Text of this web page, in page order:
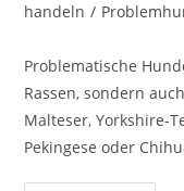
handeln /
Problematische
Rassen, sondern
Malteser, Yorkshire-
Pekingese oder